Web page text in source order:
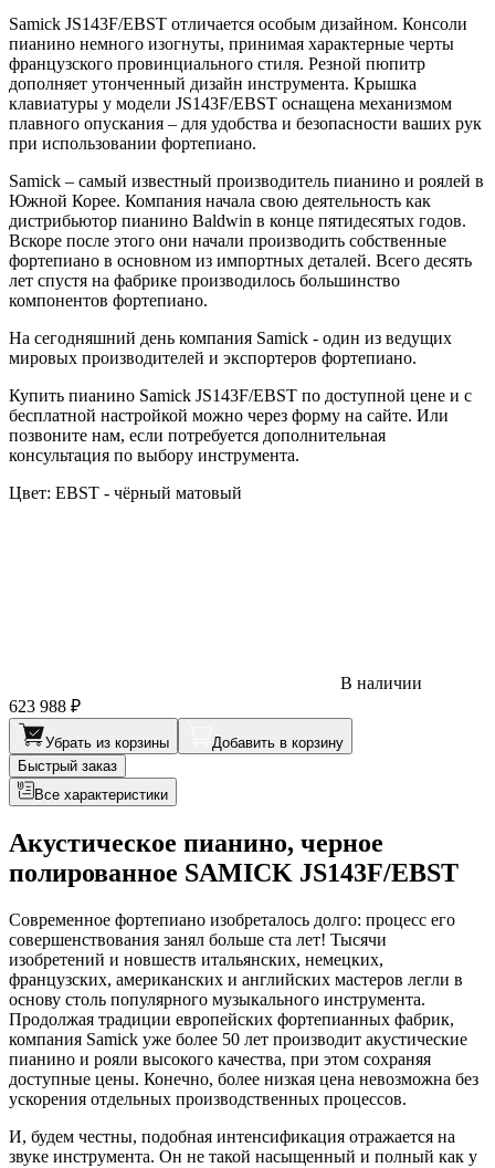
Samick JS143F/EBST отличается особым дизайном. Консоли
пианино немного изогнуты, принимая характерные черты
французского провинциального стиля. Резной пюпитр
дополняет утонченный дизайн инструмента. Крышка
клавиатуры у модели JS143F/EBST оснащена механизмом
плавного опускания – для удобства и безопасности ваших рук
при использовании фортепиано.
Samick – самый известный производитель пианино и роялей в
Южной Корее. Компания начала свою деятельность как
дистрибьютор пианино Baldwin в конце пятидесятых годов.
Вскоре после этого они начали производить собственные
фортепиано в основном из импортных деталей. Всего десять
лет спустя на фабрике производилось большинство
компонентов фортепиано.
На сегодняшний день компания Samick - один из ведущих
мировых производителей и экспортеров фортепиано.
Купить пианино Samick JS143F/EBST по доступной цене и с
бесплатной настройкой можно через форму на сайте. Или
позвоните нам, если потребуется дополнительная
консультация по выбору инструмента.
Цвет: EBST - чёрный матовый
В наличии
623 988 ₽
Убрать из корзины
Добавить в корзину
Быстрый заказ
Все характеристики
Акустическое пианино, черное
полированное SAMICK JS143F/EBST
Современное фортепиано изобреталось долго: процесс его
совершенствования занял больше ста лет! Тысячи
изобретений и новшеств итальянских, немецких,
французских, американских и английских мастеров легли в
основу столь популярного музыкального инструмента.
Продолжая традиции европейских фортепианных фабрик,
компания Samick уже более 50 лет производит акустические
пианино и рояли высокого качества, при этом сохраняя
доступные цены. Конечно, более низкая цена невозможна без
ускорения отдельных производственных процессов.
И, будем честны, подобная интенсификация отражается на
звуке инструмента. Он не такой насыщенный и полный как у